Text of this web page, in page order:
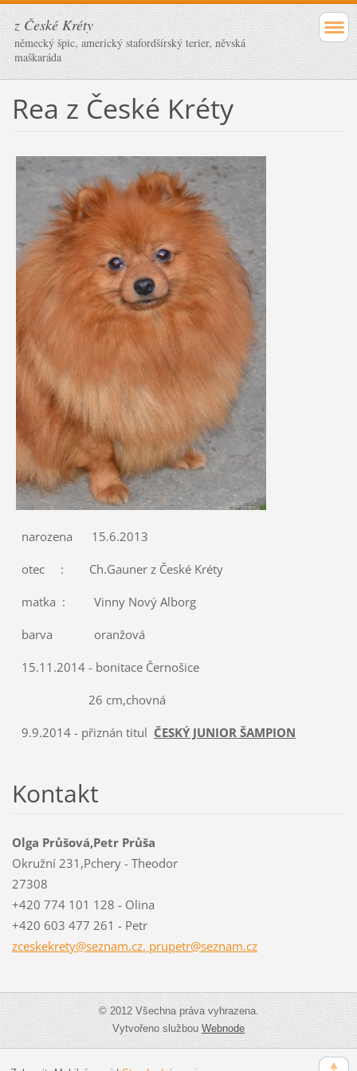
z České Kréty
německý špic, americký stafordšírský terier, něvská
maškaráda
Rea z České Kréty
narozena 15.6.2013
otec : Ch.Gauner z České Kréty
matka : Vinny Nový Alborg
barva oranžová
15.11.2014 - bonitace Černošice
26 cm,chovná
9.9.2014 - přiznán titul ČESKÝ JUNIOR ŠAMPION
Kontakt
Olga Průšová,Petr Průša
Okružní 231,Pchery - Theodor
27308
+420 774 101 128 - Olina
+420 603 477 261 - Petr
zceskekrety@seznam.cz. prupetr@seznam.cz
© 2012 Všechna práva vyhrazena.
Vytvořeno službouWebnode